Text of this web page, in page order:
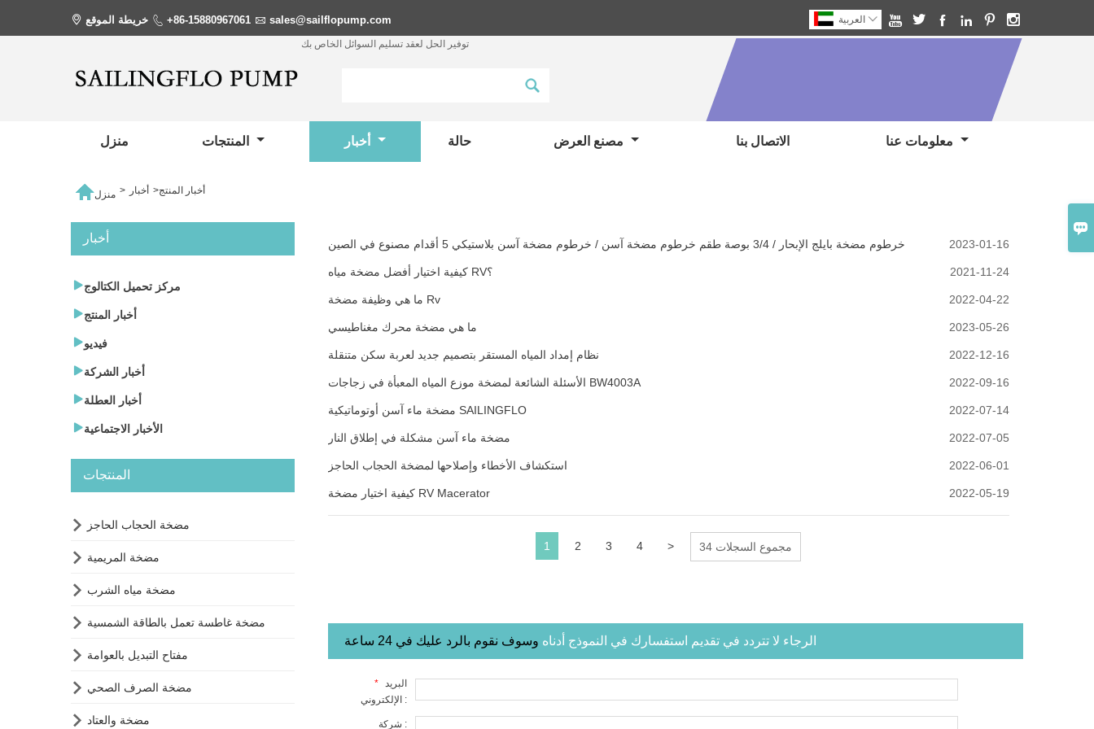

      العربية 
 خريطة الموقع  +86-15880967061  sales@sailflopump.com
توفير الحل لعقد تسليم السوائل الخاص بك
منزل حالة الاتصال بنا
منزل > أخبار >أخبار المنتج
خرطوم مضخة بايلج الإبحار / 3/4 بوصة طقم خرطوم مضخة آسن / خرطوم مضخة آسن بلاستيكي 5 أقدام مصنوع في الصين 2023-01-16
كيفية اختيار أفضل مضخة مياه RV؟ 2021-11-24
ما هي وظيفة مضخة Rv 2022-04-22
ما هي مضخة محرك مغناطيسي 2023-05-26
نظام إمداد المياه المستقر بتصميم جديد لعربة سكن متنقلة 2022-12-16
الأسئلة الشائعة لمضخة موزع المياه المعبأة في زجاجات BW4003A 2022-09-16
مضخة ماء آسن أوتوماتيكية SAILINGFLO 2022-07-14
مضخة ماء آسن مشكلة في إطلاق النار 2022-07-05
استكشاف الأخطاء وإصلاحها لمضخة الحجاب الحاجز 2022-06-01
كيفية اختيار مضخة RV Macerator 2022-05-19
1 2 3 4 > 34 مجموع السجلات
الرجاء لا تتردد في تقديم استفسارك في النموذج أدناه وسوف نقوم بالرد عليك في 24 ساعة
*
الإلكتروني :
شركة :
أخبار
مركز تحميل الكتالوج
أخبار المنتج
فيديو
أخبار الشركة
أخبار العطلة
الأخبار الاجتماعية
المنتجات
 مضخة الحجاب الحاجز
 مضخة المريمية
 مضخة مياه الشرب
 مضخة غاطسة تعمل بالطاقة الشمسية
 مفتاح التبديل بالعوامة
 مضخة الصرف الصحي
 مضخة والعتاد